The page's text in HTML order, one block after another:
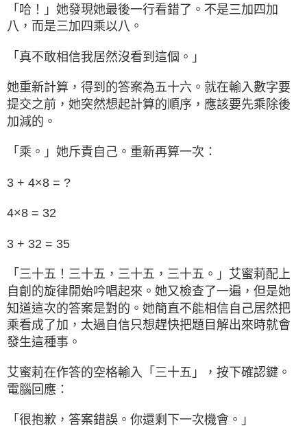
「哈！」她發現她最後一行看錯了。不是三加四加
八，而是三加四乘以八。
「真不敢相信我居然沒看到這個。」
她重新計算，得到的答案為五十六。就在輸入數字要
提交之前，她突然想起計算的順序，應該要先乘除後
加減的。
「乘。」她斥責自己。重新再算一次：
3 + 4×8 = ?
4×8 = 32
3 + 32 = 35
「三十五！三十五，三十五，三十五。」艾蜜莉配上
自創的旋律開始吟唱起來。她又檢查了一遍，但是她
知道這次的答案是對的。她簡直不能相信自己居然把
乘看成了加，太過自信只想趕快把題目解出來時就會
發生這種事。
艾蜜莉在作答的空格輸入「三十五」，按下確認鍵。
電腦回應：
「很抱歉，答案錯誤。你還剩下一次機會。」